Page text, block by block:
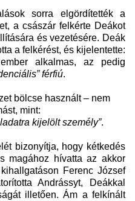
sorra elgördítették a
a császár felkérte Deákot
és vezetésére. Deák
a felkérést, és kijelentette:
alkalmas, az pedig
férfiú.
bölcse használt – nem
mint:
kijelölt személy”.
bizonyítja, hogy kétkedés
magához hívatta az akkor
Ferenc József
Andrássyt, Deákkal
illetően. Ám a felkínált